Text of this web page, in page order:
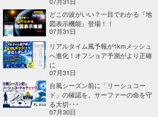
どこの波がいい？一目でわかる『地
図表示機能』登場！！
07月31日
リアルタイム風予報が1kmメッシュ
へ進化！オフショア予測がより正確
に
07月31日
台風シーズン前に「リーシュコー
ド」の確認を。サーファーの命を守
る大切･･･
07月30日